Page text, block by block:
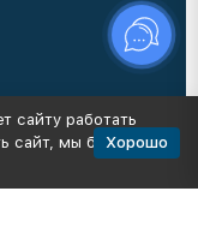
сайту работать
сайт, мы будемХорошо